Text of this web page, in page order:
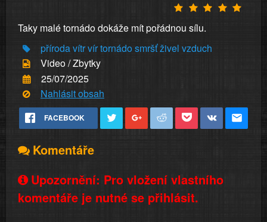
Taky malé tornádo dokáže mít pořádnou sílu.
přírodavítrvírtornádo smršťživel vzduch
Video / Zbytky
25/07/2025
Nahlásit obsah
FACEBOOK
Komentáře
Upozornění: Pro vložení vlastního
komentáře je nutné se přihlásit.